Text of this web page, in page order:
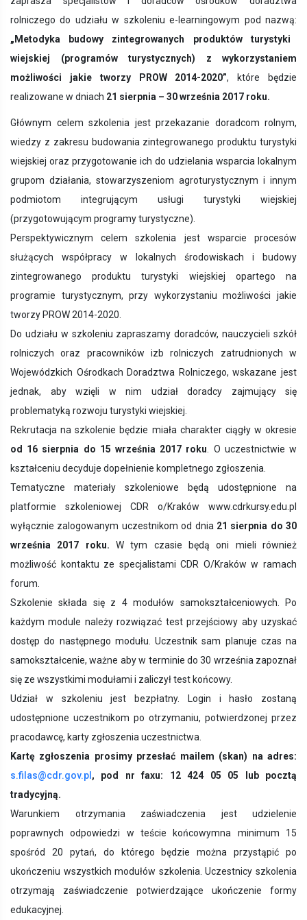
rolniczego do udziału w szkoleniu e-learningowym pod nazwą:
„Metodyka budowy zintegrowanych produktów turystyki
wiejskiej (programów turystycznych) z wykorzystaniem
możliwości jakie tworzy PROW 2014-2020”, które będzie
realizowane w dniach 21 sierpnia – 30 września 2017 roku.
Głównym celem szkolenia jest przekazanie doradcom rolnym,
wiedzy z zakresu budowania zintegrowanego produktu turystyki
wiejskiej oraz przygotowanie ich do udzielania wsparcia lokalnym
grupom działania, stowarzyszeniom agroturystycznym i innym
podmiotom integrującym usługi turystyki wiejskiej
(przygotowującym programy turystyczne).
Perspektywicznym celem szkolenia jest wsparcie procesów
służących współpracy w lokalnych środowiskach i budowy
zintegrowanego produktu turystyki wiejskiej opartego na
programie turystycznym, przy wykorzystaniu możliwości jakie
tworzy PROW 2014-2020.
Do udziału w szkoleniu zapraszamy doradców, nauczycieli szkół
rolniczych oraz pracowników izb rolniczych zatrudnionych w
Wojewódzkich Ośrodkach Doradztwa Rolniczego, wskazane jest
jednak, aby wzięli w nim udział doradcy zajmujący się
problematyką rozwoju turystyki wiejskiej.
Rekrutacja na szkolenie będzie miała charakter ciągły w okresie
od 16 sierpnia do 15 września 2017 roku . O uczestnictwie w
kształceniu decyduje dopełnienie kompletnego zgłoszenia.
Tematyczne materiały szkoleniowe będą udostępnione na
platformie szkoleniowej CDR o/Kraków www.cdrkursy.edu.pl
wyłącznie zalogowanym uczestnikom od dnia 21 sierpnia do 30
września 2017 roku. W tym czasie będą oni mieli również
możliwość kontaktu ze specjalistami CDR O/Kraków w ramach
forum.
Szkolenie składa się z 4 modułów samokształceniowych. Po
każdym module należy rozwiązać test przejściowy aby uzyskać
dostęp do następnego modułu. Uczestnik sam planuje czas na
samokształcenie, ważne aby w terminie do 30 września zapoznał
się ze wszystkimi modułami i zaliczył test końcowy.
Udział w szkoleniu jest bezpłatny. Login i hasło zostaną
udostępnione uczestnikom po otrzymaniu, potwierdzonej przez
pracodawcę, karty zgłoszenia uczestnictwa.
Kartę zgłoszenia prosimy przesłać mailem (skan) na adres:
s.filas@cdr.gov.pl , pod nr faxu: 12 424 05 05 lub pocztą
tradycyjną.
Warunkiem otrzymania zaświadczenia jest udzielenie
poprawnych odpowiedzi w teście końcowymna minimum 15
spośród 20 pytań, do którego będzie można przystąpić po
ukończeniu wszystkich modułów szkolenia. Uczestnicy szkolenia
otrzymają zaświadczenie potwierdzające ukończenie formy
edukacyjnej.